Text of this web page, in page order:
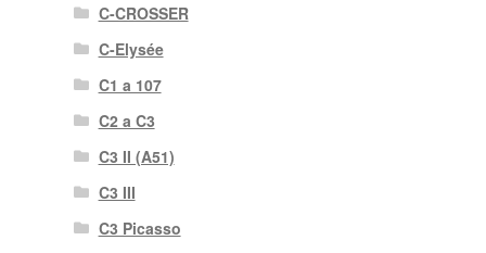
C-CROSSER
C-Elysée
C1 a 107
C2 a C3
C3 II (A51)
C3 III
C3 Picasso